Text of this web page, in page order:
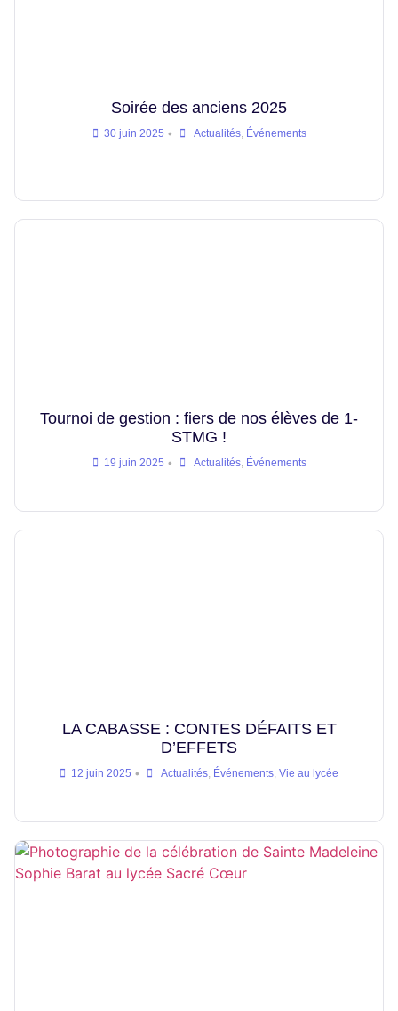
Soirée des anciens 2025
30 juin 2025 • Actualités, Événements
Tournoi de gestion : fiers de nos élèves de 1-
STMG !
19 juin 2025 • Actualités, Événements
LA CABASSE : CONTES DÉFAITS ET
D’EFFETS
12 juin 2025 • Actualités, Événements, Vie au lycée